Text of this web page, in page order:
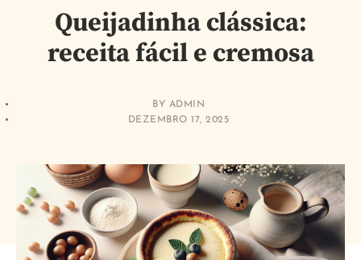
Queijadinha clássica:
receita fácil e cremosa
BY ADMIN
DEZEMBRO 17, 2025